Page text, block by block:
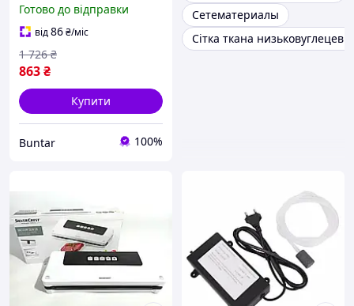
Готово до відправки
від86₴/міс
863₴
1 726 ₴
Купити
Buntar 100%
Сетематериалы
Сітка ткана